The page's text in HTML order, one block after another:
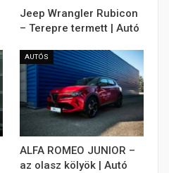
Jeep Wrangler Rubicon
– Terepre termett | Autó
AUTÓS
ALFA ROMEO JUNIOR –
az olasz kölyök | Autó